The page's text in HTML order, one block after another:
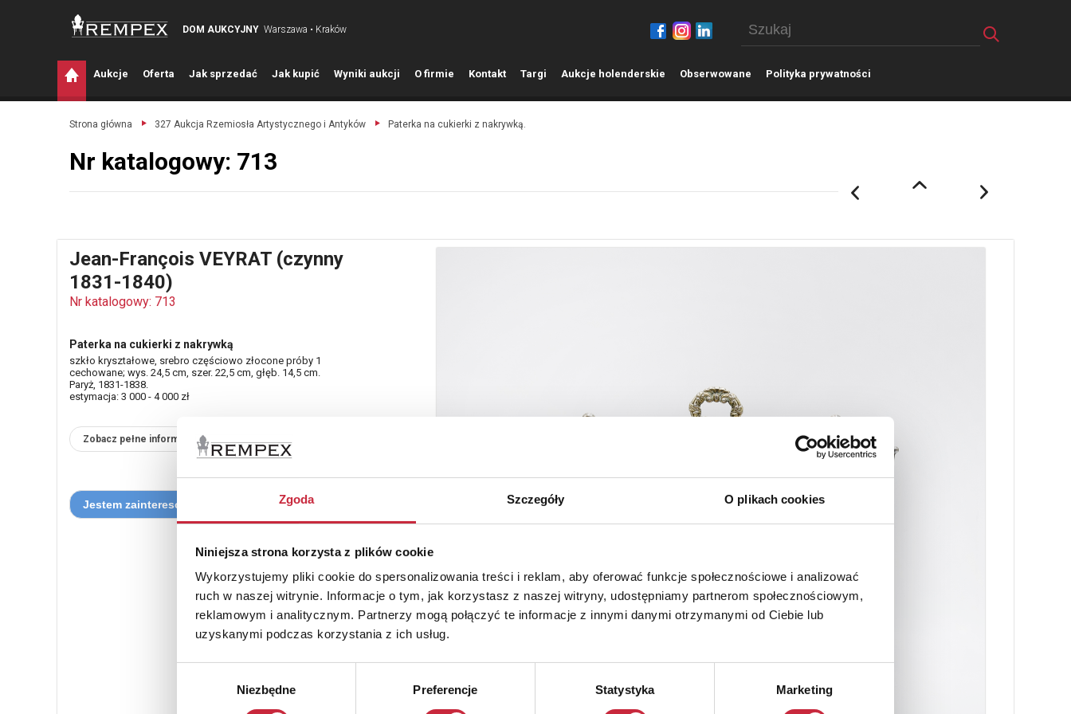
Zgoda Szczegóły O plikach cookies
Niniejsza strona korzysta z plików cookie
Wykorzystujemy pliki cookie do spersonalizowania treści i reklam, aby oferować funkcje społecznościowe i analizować
ruch w naszej witrynie. Informacje o tym, jak korzystasz z naszej witryny, udostępniamy partnerom społecznościowym,
reklamowym i analitycznym. Partnerzy mogą połączyć te informacje z innymi danymi otrzymanymi od Ciebie lub
uzyskanymi podczas korzystania z ich usług.
Niezbędne Preferencje Statystyka Marketing
DOM AUKCYJNY Warszawa • Kraków
Aukcje Oferta Jak sprzedać Jak kupić Wyniki aukcji O firmie Kontakt Targi Aukcje holenderskie Obserwowane Polityka prywatności
Strona główna 327 Aukcja Rzemiosła Artystycznego i Antyków Paterka na cukierki z nakrywką.
Nr katalogowy: 713
Jean-François VEYRAT (czynny
1831-1840)
Nr katalogowy: 713
Paterka na cukierki z nakrywką
szkło kryształowe, srebro częściowo złocone próby 1
cechowane; wys. 24,5 cm, szer. 22,5 cm, głęb. 14,5 cm.
Paryż, 1831-1838.
estymacja: 3 000 - 4 000 zł
Zobacz pełne informacje